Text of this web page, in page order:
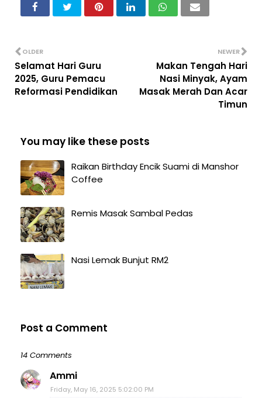
NEWER
Makan Tengah Hari
Nasi Minyak, Ayam
Masak Merah Dan Acar
Timun
OLDER
Selamat Hari Guru
2025, Guru Pemacu
Reformasi Pendidikan
You may like these posts
Raikan Birthday Encik Suami di Manshor
Coffee
Remis Masak Sambal Pedas
Nasi Lemak Bunjut RM2
Post a Comment
14 Comments
Ammi
Friday, May 16, 2025 5:02:00 PM